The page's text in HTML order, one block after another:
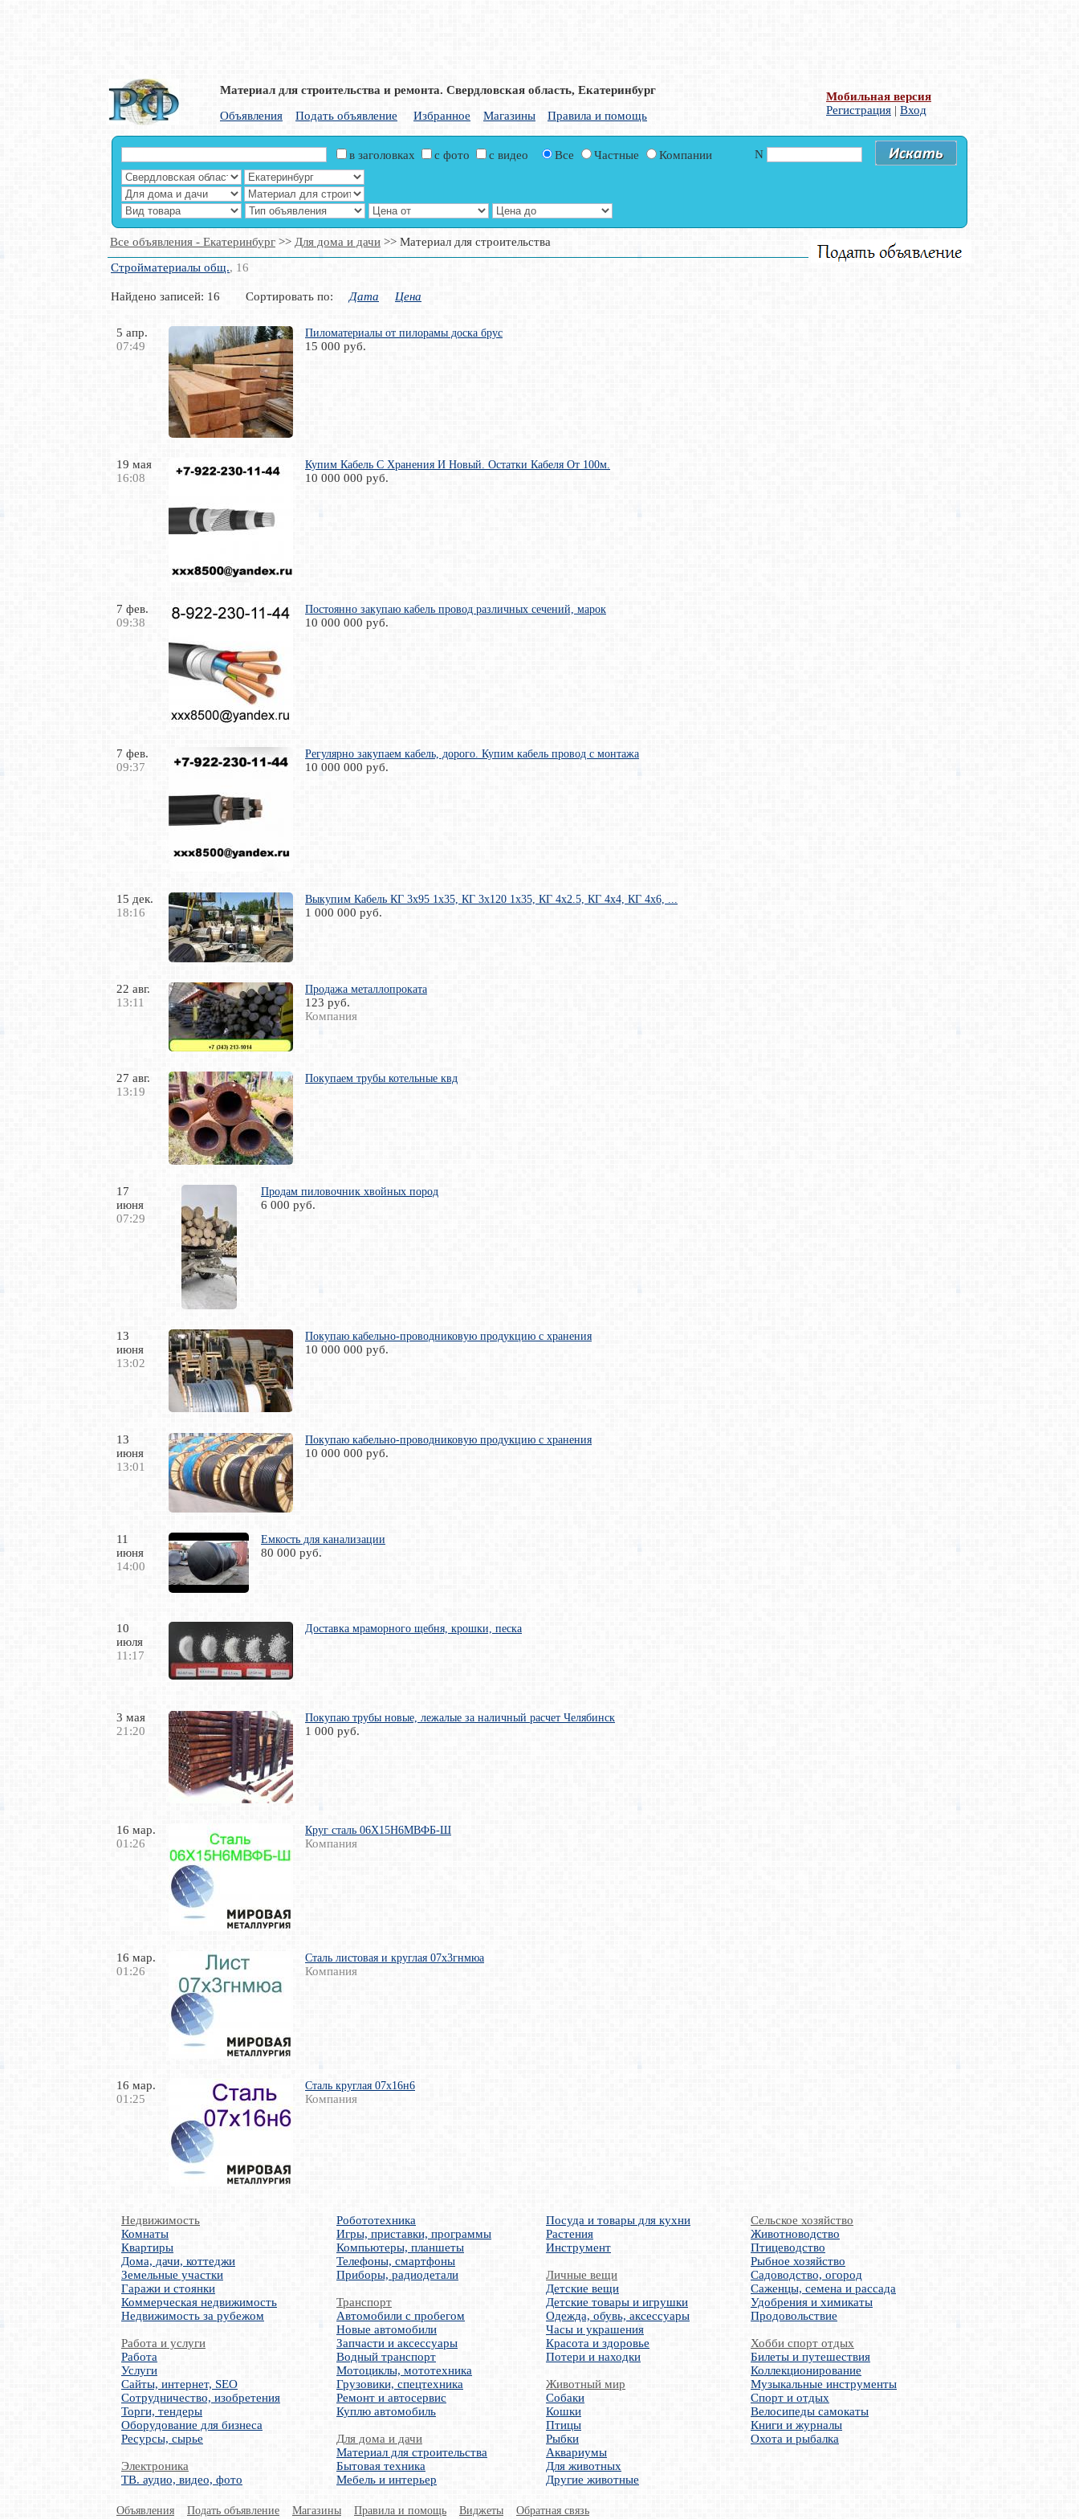
Материал для строительства и ремонта. Свердловская область, Екатеринбург
Объявления
Подать объявление Избранное Магазины Правила и помощь
Мобильная версия
Регистрация | Вход
в заголовках с фото Все Частные Компании N
Все объявления - Екатеринбург >> Для дома и дачи >> Материал для строительства
Стройматериалы общ., 16
Найдено записей: 16 Сортировать по: Дата Цена
5 апр.
07:49
Пиломатериалы от пилорамы доска брус
15 000 руб.
19 мая
16:08
Купим Кабель С Хранения И Новый. Остатки Кабеля От 100м.
10 000 000 руб.
7 фев.
09:38
Постоянно закупаю кабель провод различных сечений, марок
10 000 000 руб.
7 фев.
09:37
Регулярно закупаем кабель, дорого. Купим кабель провод с монтажа
10 000 000 руб.
15 дек.
18:16
Выкупим Кабель КГ 3х95 1x35, КГ 3х120 1x35, КГ 4х2.5, КГ 4х4, КГ 4х6, ...
1 000 000 руб.
22 авг.
13:11
Продажа металлопроката
123 руб.
Компания
27 авг.
13:19
Покупаем трубы котельные квд
17
июня
07:29
Продам пиловочник хвойных пород
6 000 руб.
13
июня
13:02
Покупаю кабельно-проводниковую продукцию с хранения
10 000 000 руб.
13
июня
13:01
Покупаю кабельно-проводниковую продукцию с хранения
10 000 000 руб.
11
июня
14:00
Емкость для канализации
80 000 руб.
10
июля
11:17
Доставка мраморного щебня, крошки, песка
3 мая
21:20
Покупаю трубы новые, лежалые за наличный расчет Челябинск
1 000 руб.
16 мар.
01:26
Круг сталь 06Х15Н6МВФБ-Ш
Компания
16 мар.
01:26
Сталь листовая и круглая 07х3гнмюа
Компания
16 мар.
01:25
Сталь круглая 07х16н6
Компания
Недвижимость
Комнаты
Квартиры
Дома, дачи, коттеджи
Земельные участки
Гаражи и стоянки
Коммерческая недвижимость
Недвижимость за рубежом
Работа и услуги
Работа
Услуги
Сайты, интернет, SEO
Сотрудничество, изобретения
Торги, тендеры
Оборудование для бизнеса
Ресурсы, сырье
Электроника
ТВ. аудио, видео, фото
Робототехника
Игры, приставки, программы
Компьютеры, планшеты
Телефоны, смартфоны
Приборы, радиодетали
Транспорт
Автомобили с пробегом
Новые автомобили
Запчасти и аксессуары
Водный транспорт
Мотоциклы, мототехника
Грузовики, спецтехника
Ремонт и автосервис
Куплю автомобиль
Для дома и дачи
Материал для строительства
Бытовая техника
Мебель и интерьер
Посуда и товары для кухни
Растения
Инструмент
Личные вещи
Детские вещи
Детские товары и игрушки
Одежда, обувь, аксессуары
Часы и украшения
Красота и здоровье
Потери и находки
Животный мир
Собаки
Кошки
Птицы
Рыбки
Аквариумы
Для животных
Другие животные
Сельское хозяйство
Животноводство
Птицеводство
Рыбное хозяйство
Садоводство, огород
Саженцы, семена и рассада
Удобрения и химикаты
Продовольствие
Хобби спорт отдых
Билеты и путешествия
Коллекционирование
Музыкальные инструменты
Спорт и отдых
Велосипеды самокаты
Книги и журналы
Охота и рыбалка
Объявления Подать объявление Магазины Правила и помощь Виджеты Обратная связь